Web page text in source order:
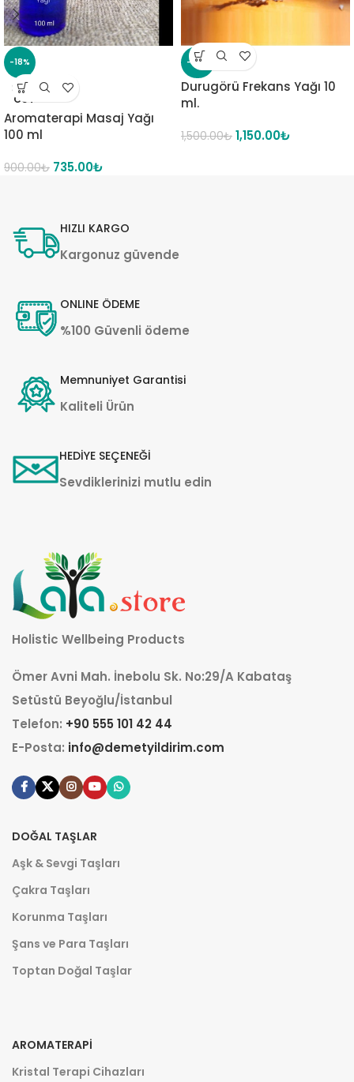
-18%
SOLD
OUT
Aromaterapi Masaj Yağı
100 ml
900.00₺ 735.00₺
-23%
Durugörü Frekans Yağı 10
ml.
1,500.00₺ 1,150.00₺
HIZLI KARGO
Kargonuz güvende
ONLINE ÖDEME
%100 Güvenli ödeme
Memnuniyet Garantisi
Kaliteli Ürün
HEDİYE SEÇENEĞİ
Sevdiklerinizi mutlu edin
Holistic Wellbeing Products
Ömer Avni Mah. İnebolu Sk. No:29/A Kabataş
Setüstü Beyoğlu/İstanbul
Telefon: +90 555 101 42 44
E-Posta: info@demetyildirim.com
DOĞAL TAŞLAR
Aşk & Sevgi Taşları
Çakra Taşları
Korunma Taşları
Şans ve Para Taşları
Toptan Doğal Taşlar
AROMATERAPI
Kristal Terapi Cihazları